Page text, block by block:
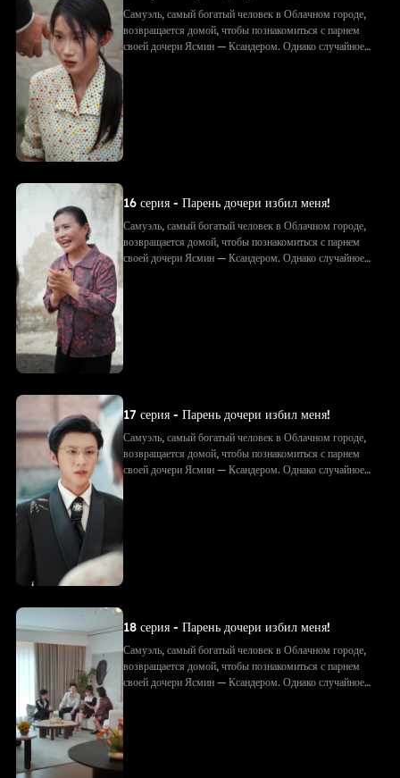
Самуэль, самый богатый человек в Облачном городе,
возвращается домой, чтобы познакомиться с парнем
своей дочери Ясмин — Ксандером. Однако случайное
принимает Самуэля за соперника. Его семья избивает
Самуэля, рвёт подарки и документы. Позже, придя на
встречу с будущим тестем, они в ужасе узнают — тот
самый «незнакомец» и есть Самуэль!
16 серия - Парень дочери избил меня!
Самуэль, самый богатый человек в Облачном городе,
возвращается домой, чтобы познакомиться с парнем
своей дочери Ясмин — Ксандером. Однако случайное
принимает Самуэля за соперника. Его семья избивает
самый «незнакомец» и есть Самуэль!
17 серия - Парень дочери избил меня!
Самуэль, самый богатый человек в Облачном городе,
возвращается домой, чтобы познакомиться с парнем
своей дочери Ясмин — Ксандером. Однако случайное
фото с объятиями приводит к недоразумению: Ксандер
принимает Самуэля за соперника. Его семья избивает
самый «незнакомец» и есть Самуэль!
18 серия - Парень дочери избил меня!
Самуэль, самый богатый человек в Облачном городе,
возвращается домой, чтобы познакомиться с парнем
своей дочери Ясмин — Ксандером. Однако случайное
принимает Самуэля за соперника. Его семья избивает
Самуэля, рвёт подарки и документы. Позже, придя на
встречу с будущим тестем, они в ужасе узнают — тот
самый «незнакомец» и есть Самуэль!